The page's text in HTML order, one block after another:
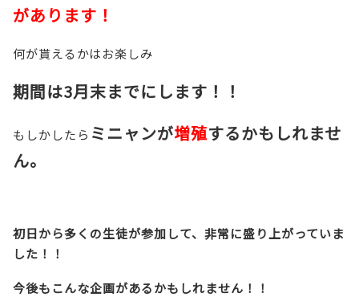
があります！
何が貰えるかはお楽しみ
期間は3月末までにします！！
もしかしたら ミニャンが増殖するかもしれませ
ん。
初日から多くの生徒が参加して、非常に盛り上がっていま
した！！
今後もこんな企画があるかもしれません！！